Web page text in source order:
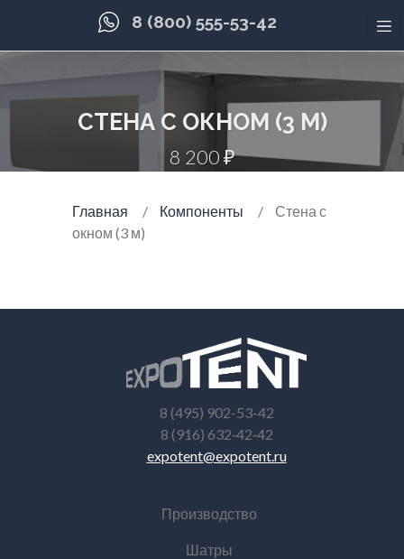
8 (800) 555-53-42
СТЕНА С ОКНОМ (3 М)
8 200 ₽
Главная Компоненты
Стена с
окном (3 м)
8 (495) 902-53-42
8 (916) 632‑42‑42
expotent@expotent.ru
Производство
Шатры